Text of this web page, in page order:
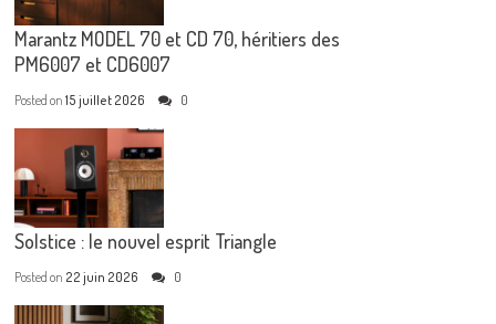
Marantz MODEL 70 et CD 70, héritiers des
PM6007 et CD6007
Posted on15 juillet 2026 0
Solstice : le nouvel esprit Triangle
Posted on 22 juin 2026 0